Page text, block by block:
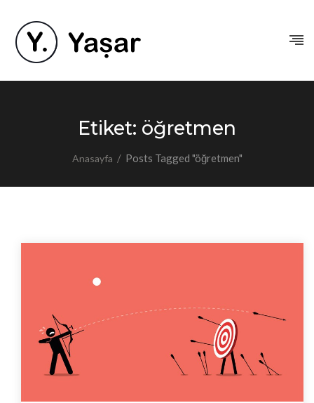
Etiket: öğretmen
Anasayfa / Posts Tagged "öğretmen"